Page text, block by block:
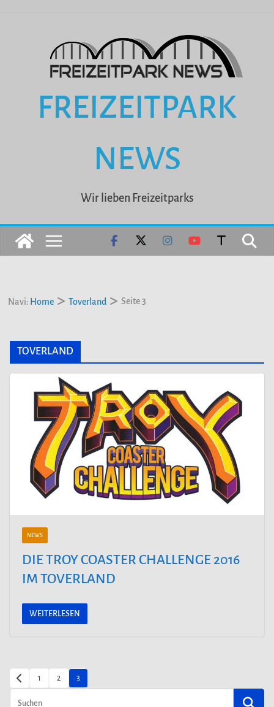
FREIZEITPARK
NEWS
Wir lieben Freizeitparks
Navi: Home Toverland Seite 3
TOVERLAND
NEWS
DIE TROY COASTER CHALLENGE 2016
IM TOVERLAND
WEITERLESEN
SEITENNUMMERIERUNG
DER
1 2 3